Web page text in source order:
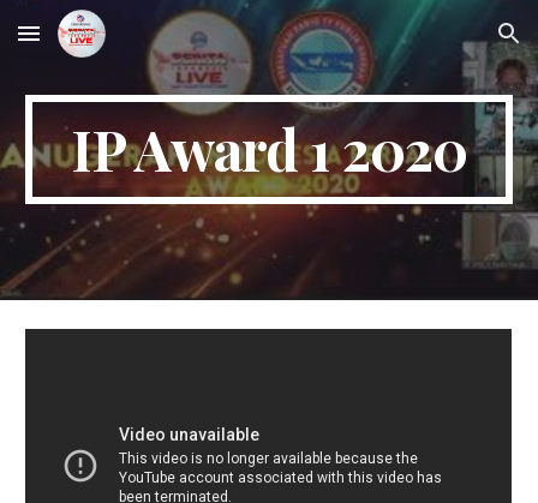
Skip to main content Skip to navigation
IP Award 1 2020